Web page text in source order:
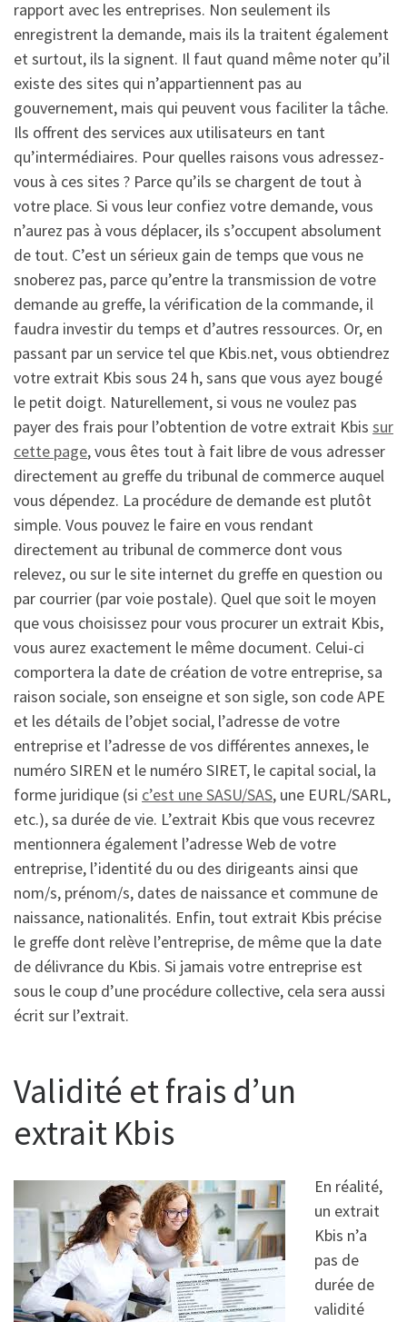
rapport avec les entreprises. Non seulement ils
enregistrent la demande, mais ils la traitent également
et surtout, ils la signent. Il faut quand même noter qu’il
existe des sites qui n’appartiennent pas au
gouvernement, mais qui peuvent vous faciliter la tâche.
Ils offrent des services aux utilisateurs en tant
qu’intermédiaires. Pour quelles raisons vous adressez-
vous à ces sites ? Parce qu’ils se chargent de tout à
votre place. Si vous leur confiez votre demande, vous
n’aurez pas à vous déplacer, ils s’occupent absolument
de tout. C’est un sérieux gain de temps que vous ne
snoberez pas, parce qu’entre la transmission de votre
demande au greffe, la vérification de la commande, il
faudra investir du temps et d’autres ressources. Or, en
passant par un service tel que Kbis.net, vous obtiendrez
votre extrait Kbis sous 24 h, sans que vous ayez bougé
le petit doigt. Naturellement, si vous ne voulez pas
payer des frais pour l’obtention de votre extrait Kbis sur
cette page, vous êtes tout à fait libre de vous adresser
directement au greffe du tribunal de commerce auquel
vous dépendez. La procédure de demande est plutôt
simple. Vous pouvez le faire en vous rendant
directement au tribunal de commerce dont vous
relevez, ou sur le site internet du greffe en question ou
par courrier (par voie postale). Quel que soit le moyen
que vous choisissez pour vous procurer un extrait Kbis,
vous aurez exactement le même document. Celui-ci
comportera la date de création de votre entreprise, sa
raison sociale, son enseigne et son sigle, son code APE
et les détails de l’objet social, l’adresse de votre
entreprise et l’adresse de vos différentes annexes, le
numéro SIREN et le numéro SIRET, le capital social, la
forme juridique (si c’est une SASU/SAS, une EURL/SARL,
etc.), sa durée de vie. L’extrait Kbis que vous recevrez
mentionnera également l’adresse Web de votre
entreprise, l’identité du ou des dirigeants ainsi que
nom/s, prénom/s, dates de naissance et commune de
naissance, nationalités. Enfin, tout extrait Kbis précise
le greffe dont relève l’entreprise, de même que la date
de délivrance du Kbis. Si jamais votre entreprise est
sous le coup d’une procédure collective, cela sera aussi
écrit sur l’extrait.
Validité et frais d’un
extrait Kbis
En réalité,
un extrait
Kbis n’a
pas de
durée de
validité